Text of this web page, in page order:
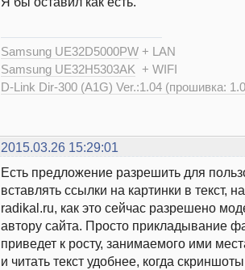
Samsung UE32D5000PW + LAN
Samsung UE32H5303AK + WIFI
D-Link Dir-300 (A1G) Ver.:1.04 (прошивка:
2015.03.26 15:29:01
Есть предложение разрешить для
вставлять ссылки на картинки в текст,
radikal.ru, как это сейчас разрешено
автору сайта. Просто прикладывание
приведет к росту, занимаемого ими
и читать текст удобнее, когда